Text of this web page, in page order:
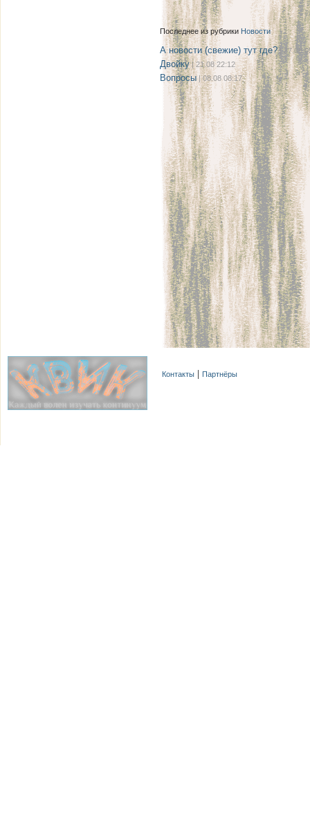
Последнее из рубрики Новости
А новости (свежие) тут где?| 27.08
Двойку| 21.08 22:12
Вопросы| 08.08 08:17
Контакты Партнёры